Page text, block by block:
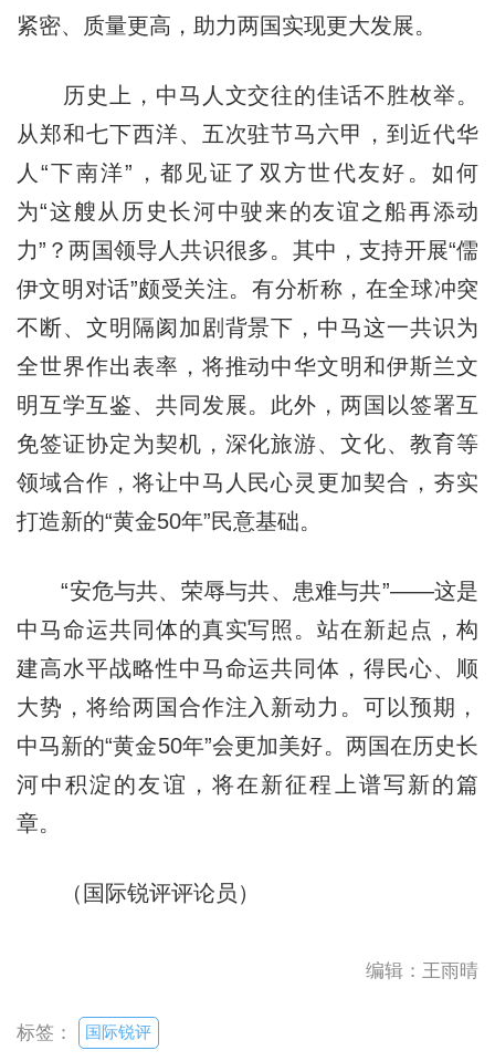
紧密、质量更高，助力两国实现更大发展。
历史上，中马人文交往的佳话不胜枚举。
从郑和七下西洋、五次驻节马六甲，到近代华
人“下南洋”，都见证了双方世代友好。如何
为“这艘从历史长河中驶来的友谊之船再添动
力”？两国领导人共识很多。其中，支持开展“儒
伊文明对话”颇受关注。有分析称，在全球冲突
不断、文明隔阂加剧背景下，中马这一共识为
全世界作出表率，将推动中华文明和伊斯兰文
明互学互鉴、共同发展。此外，两国以签署互
免签证协定为契机，深化旅游、文化、教育等
领域合作，将让中马人民心灵更加契合，夯实
打造新的“黄金50年”民意基础。
“安危与共、荣辱与共、患难与共”——这是
中马命运共同体的真实写照。站在新起点，构
建高水平战略性中马命运共同体，得民心、顺
大势，将给两国合作注入新动力。可以预期，
中马新的“黄金50年”会更加美好。两国在历史长
河中积淀的友谊，将在新征程上谱写新的篇
章。
（国际锐评评论员）
编辑：王雨晴
标签： 国际锐评